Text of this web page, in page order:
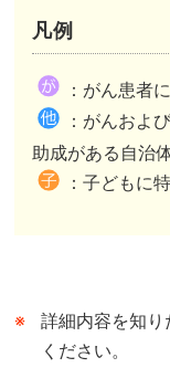
都道府県内市
市区町村独自の助成がある自治体は、自治体公式ホームページの助成事業ページまたは概要が記されたページへリンクしています。
市区町村独自の助成がない自治体は、自治体公式
都道府県が行う助
凡例
：がん患者
：がんおよ
助成がある自治
：子どもに
詳細内容を知
ください。